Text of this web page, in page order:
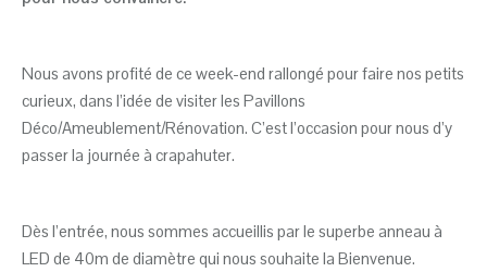
Nous avons profité de ce week-end rallongé pour faire nos petits
curieux, dans l’idée de visiter les Pavillons
Déco/Ameublement/Rénovation. C’est l’occasion pour nous d’y
passer la journée à crapahuter.
Dès l’entrée, nous sommes accueillis par le superbe anneau à
LED de 40m de diamètre qui nous souhaite la Bienvenue.